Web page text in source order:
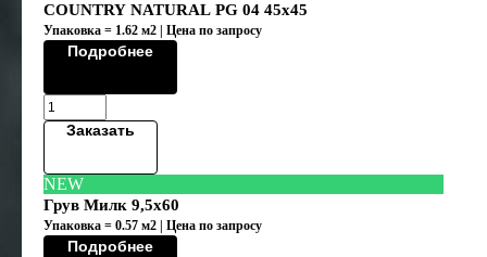
COUNTRY NATURAL PG 04 45x45
Упаковка = 1.62 м2 | Цена по запросу
Подробнее
Заказать
NEW
Грув Милк 9,5х60
Упаковка = 0.57 м2 | Цена по запросу
Подробнее